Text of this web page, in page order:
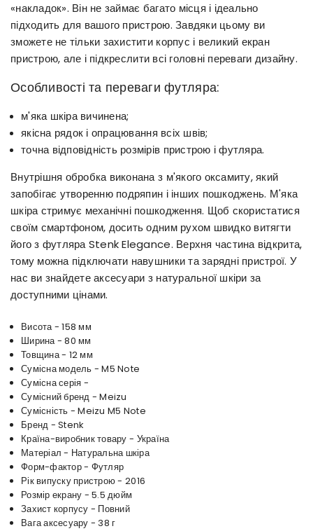
«накладок». Він не займає багато місця і ідеально
підходить для вашого пристрою. Завдяки цьому ви
зможете не тільки захистити корпус і великий екран
пристрою, але і підкреслити всі головні переваги дизайну.
Особливості та переваги футляра:
м'яка шкіра вичинена;
якісна рядок і опрацювання всіх швів;
точна відповідність розмірів пристрою і футляра.
Внутрішня обробка виконана з м'якого оксамиту, який
запобігає утворенню подряпин і інших пошкоджень. М'яка
шкіра стримує механічні пошкодження. Щоб скористатися
своїм смартфоном, досить одним рухом швидко витягти
його з футляра Stenk Elegance. Верхня частина відкрита,
тому можна підключати навушники та зарядні пристрої. У
нас ви знайдете аксесуари з натуральної шкіри за
доступними цінами.
Висота - 158 мм
Ширина - 80 мм
Товщина - 12 мм
Сумісна модель - M5 Note
Сумісна серія -
Сумісний бренд - Meizu
Сумісність - Meizu M5 Note
Бренд - Stenk
Країна-виробник товару - Україна
Матеріал - Натуральна шкіра
Форм-фактор - Футляр
Рік випуску пристрою - 2016
Розмір екрану - 5.5 дюйм
Захист корпусу - Повний
Вага аксесуару - 38 г